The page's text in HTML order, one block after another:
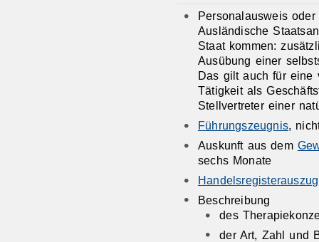
Personalausweis
Ausländische
Staat kommen:
Ausübung einer
Das gilt auch für eine
Tätigkeit als
Stellvertreter einer
Führungszeugnis,
Auskunft aus dem
sechs Monate
Handelsregisterauszug
Beschreibung
des
der Art, Zahl und